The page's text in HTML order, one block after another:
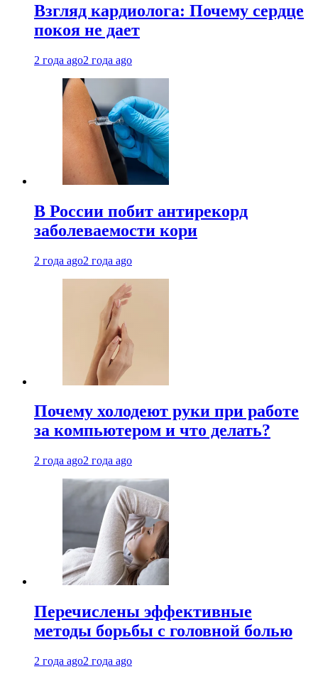
Взгляд кардиолога: Почему сердце
покоя не дает
2 года ago2 года ago
В России побит антирекорд
заболеваемости кори
2 года ago2 года ago
Почему холодеют руки при работе
за компьютером и что делать?
2 года ago2 года ago
Перечислены эффективные
методы борьбы с головной болью
2 года ago2 года ago